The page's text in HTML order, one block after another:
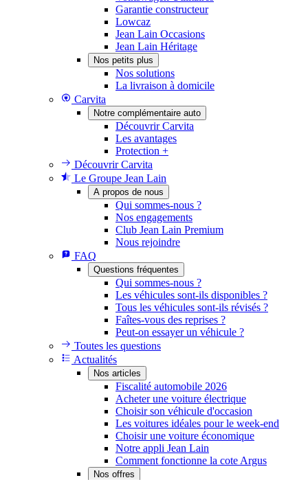
Garantie constructeur
Lowcaz
Jean Lain Occasions
Jean Lain Héritage
Nos petits plus
Nos solutions
La livraison à domicile
Carvita
Notre complémentaire auto
Découvrir Carvita
Les avantages
Protection +
Découvrir Carvita
Le Groupe Jean Lain
A propos de nous
Qui sommes-nous ?
Nos engagements
Club Jean Lain Premium
Nous rejoindre
FAQ
Questions fréquentes
Qui sommes-nous ?
Les véhicules sont-ils disponibles ?
Tous les véhicules sont-ils révisés ?
Faîtes-vous des reprises ?
Peut-on essayer un véhicule ?
Toutes les questions
Actualités
Nos articles
Fiscalité automobile 2026
Acheter une voiture électrique
Choisir son véhicule d'occasion
Les voitures idéales pour le week-end
Choisir une voiture économique
Notre appli Jean Lain
Comment fonctionne la cote Argus
Nos offres